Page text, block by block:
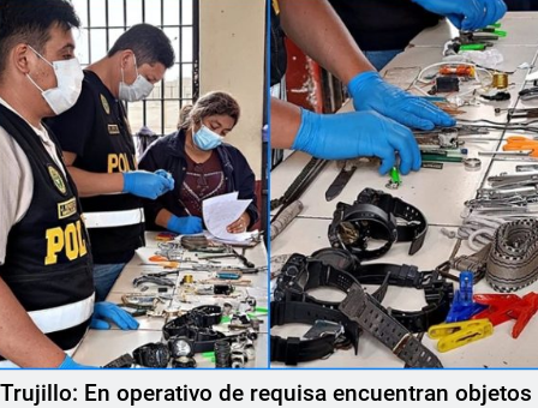
Trujillo: En operativo de requisa encuentran objetos